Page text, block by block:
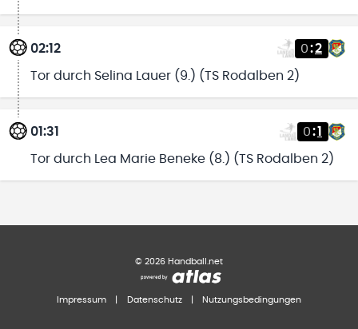
02:12 0:2
Tor durch Selina Lauer (9.) (TS Rodalben 2)
01:31 0:1
Tor durch Lea Marie Beneke (8.) (TS Rodalben 2)
© 2026 Handball.net
Impressum Datenschutz Nutzungsbedingungen